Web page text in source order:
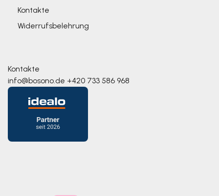
Kontakte
Widerrufsbelehrung
Kontakte
info@bosono.de +420 733 586 968